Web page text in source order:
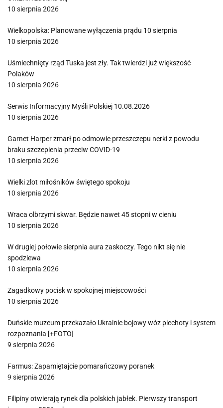
10 sierpnia 2026
Wielkopolska: Planowane wyłączenia prądu 10 sierpnia
10 sierpnia 2026
Uśmiechnięty rząd Tuska jest zły. Tak twierdzi już większość
Polaków
10 sierpnia 2026
Serwis Informacyjny Myśli Polskiej 10.08.2026
10 sierpnia 2026
Garnet Harper zmarł po odmowie przeszczepu nerki z powodu
braku szczepienia przeciw COVID-19
10 sierpnia 2026
Wielki zlot miłośników świętego spokoju
10 sierpnia 2026
Wraca olbrzymi skwar. Będzie nawet 45 stopni w cieniu
10 sierpnia 2026
W drugiej połowie sierpnia aura zaskoczy. Tego nikt się nie
spodziewa
10 sierpnia 2026
Zagadkowy pocisk w spokojnej miejscowości
10 sierpnia 2026
Duńskie muzeum przekazało Ukrainie bojowy wóz piechoty i system
rozpoznania [+FOTO]
9 sierpnia 2026
Farmus: Zapamiętajcie pomarańczowy poranek
9 sierpnia 2026
Filipiny otwierają rynek dla polskich jabłek. Pierwszy transport